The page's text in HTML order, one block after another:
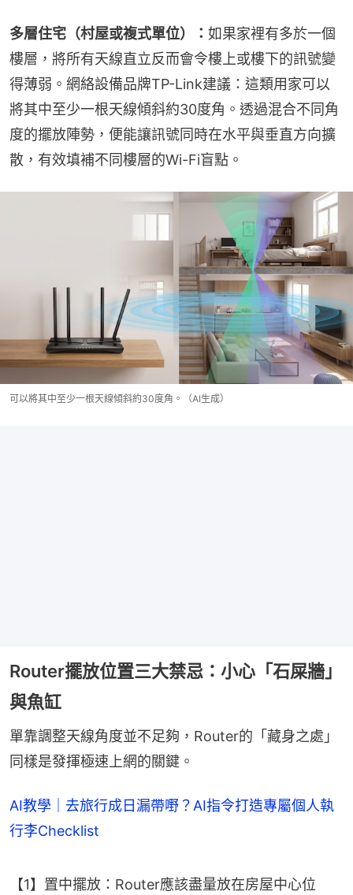
多層住宅（村屋或複式單位）： 如果家裡有多於一個
樓層，將所有天線直立反而會令樓上或樓下的訊號變
得薄弱。網絡設備品牌TP-Link建議：這類用家可以
將其中至少一根天線傾斜約30度角。透過混合不同角
度的擺放陣勢，便能讓訊號同時在水平與垂直方向擴
散，有效填補不同樓層的Wi-Fi盲點。
可以將其中至少一根天線傾斜約30度角。（AI生成）
Router擺放位置三大禁忌：小心「石屎牆」
與魚缸
單靠調整天線角度並不足夠，Router的「藏身之處」
同樣是發揮極速上網的關鍵。
AI教學｜去旅行成日漏帶嘢？AI指令打造專屬個人執
行李Checklist
【1】置中擺放：Router應該盡量放在房屋中心位